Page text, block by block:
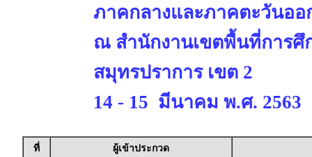
ภาคกลางและภาคตะวันออ
ณ สำนักงานเขตพื้นที่การศึ
สมุทรปราการ เขต 2
14 - 15 มีนาคม พ.ศ. 2563
ที่
ผู้เข้าประกวด